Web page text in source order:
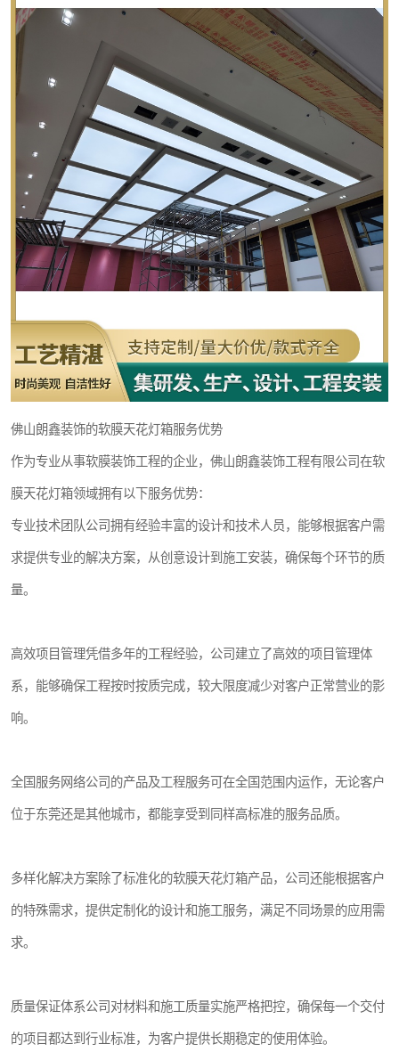
佛山朗鑫装饰的软膜天花灯箱服务优势
作为专业从事软膜装饰工程的企业，佛山朗鑫装饰工程有限公司在软
膜天花灯箱领域拥有以下服务优势：
专业技术团队公司拥有经验丰富的设计和技术人员，能够根据客户需
求提供专业的解决方案，从创意设计到施工安装，确保每个环节的质
量。
高效项目管理凭借多年的工程经验，公司建立了高效的项目管理体
系，能够确保工程按时按质完成，较大限度减少对客户正常营业的影
响。
全国服务网络公司的产品及工程服务可在全国范围内运作，无论客户
位于东莞还是其他城市，都能享受到同样高标准的服务品质。
多样化解决方案除了标准化的软膜天花灯箱产品，公司还能根据客户
的特殊需求，提供定制化的设计和施工服务，满足不同场景的应用需
求。
质量保证体系公司对材料和施工质量实施严格把控，确保每一个交付
的项目都达到行业标准，为客户提供长期稳定的使用体验。